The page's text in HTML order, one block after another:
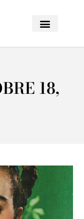
18,